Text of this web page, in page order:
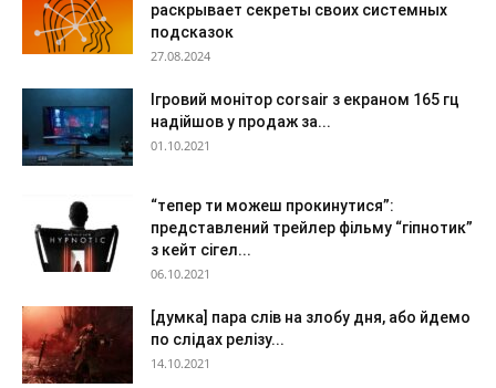
раскрывает секреты своих системных
подсказок
27.08.2024
Ігровий монітор corsair з екраном 165 гц
надійшов у продаж за...
01.10.2021
“тепер ти можеш прокинутися”:
представлений трейлер фільму “гіпнотик”
з кейт сігел...
06.10.2021
[думка] пара слів на злобу дня, або йдемо
по слідах релізу...
14.10.2021